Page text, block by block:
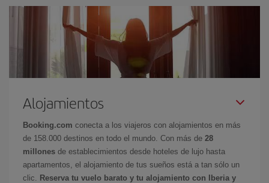
Alojamientos
Booking.com conecta a los viajeros con alojamientos en más
de 158.000 destinos en todo el mundo. Con más de 28
millones de establecimientos desde hoteles de lujo hasta
apartamentos, el alojamiento de tus sueños está a tan sólo un
clic.
Reserva tu vuelo barato y tu alojamiento con Iberia y